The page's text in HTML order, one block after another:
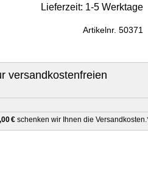
Lieferzeit: 1-5 Werktage
Artikelnr. 50371
versandkostenfreien
€ schenken wir Ihnen die